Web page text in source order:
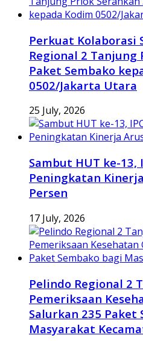
Perkuat Kolaborasi
Regional 2 Tanjung
Paket Sembako
0502/Jakarta Utara
25 July, 2026
Sambut HUT ke-13,
Peningkatan
Persen
17 July, 2026
Pelindo Regional 2
Pemeriksaan
Salurkan 235 Paket
Masyarakat